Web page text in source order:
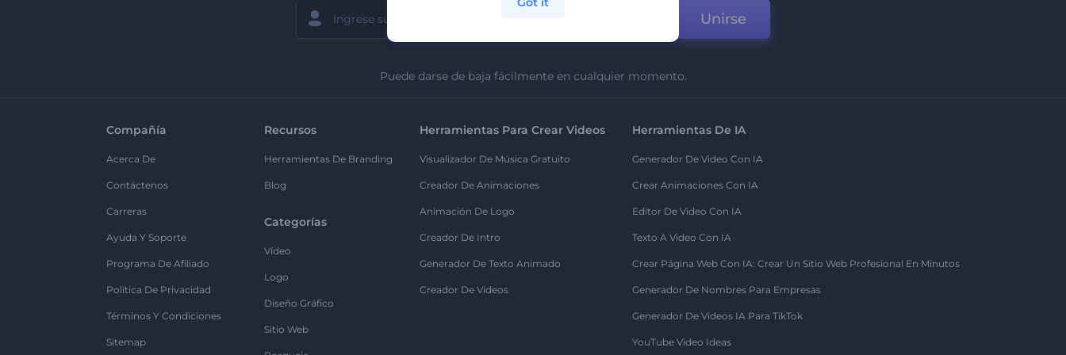
Unirse
Puede darse de baja fácilmente en cualquier momento.
Compañía
Acerca De
Contáctenos
Carreras
Ayuda Y Soporte
Programa De Afiliado
Política De Privacidad
Términos Y Condiciones
Sitemap
Recursos
Herramientas De Branding
Blog
Categorías
Vídeo
Logo
Diseño Gráfico
Sitio Web
Herramientas Para Crear Videos
Visualizador De Música Gratuito
Creador De Animaciones
Animación De Logo
Creador De Intro
Generador De Texto Animado
Creador De Videos
Herramientas De IA
Generador De Video Con IA
Crear Animaciones Con IA
Editor De Video Con IA
Texto A Video Con IA
Crear Página Web Con IA: Crear Un Sitio Web Profesional En Minutos
Generador De Nombres Para Empresas
Generador De Videos IA Para TikTok
YouTube Video Ideas